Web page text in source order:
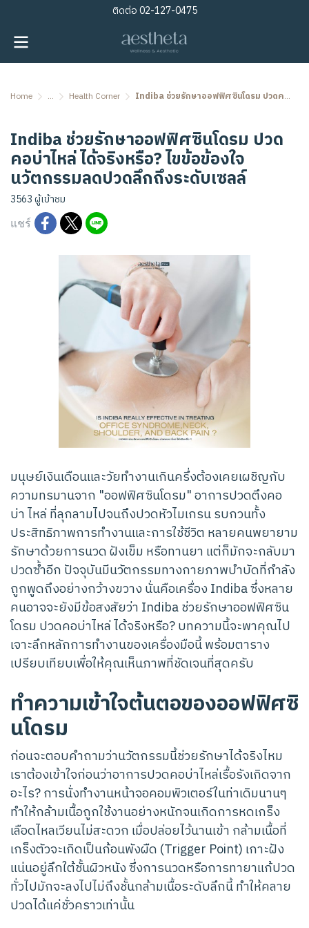
ติดต่อ02-127-0475
Home ... Health Corner Indiba ช่วยรักษาออฟฟิศซินโดรม ปวดคอบ่าไหล่ ได้จริงหรือ? ไขข้อข้องใจนวัตกรรมลดปวดลึกถึงระดับเซลล์
Indiba ช่วยรักษาออฟฟิศซินโดรม ปวด
คอบ่าไหล่ ได้จริงหรือ? ไขข้อข้องใจ
นวัตกรรมลดปวดลึกถึงระดับเซลล์
3563 ผู้เข้าชม
แชร์
มนุษย์เงินเดือนและวัยทำงานเกินครึ่งต้องเคยเผชิญกับ
ความทรมานจาก "ออฟฟิศซินโดรม" อาการปวดตึงคอ
บ่า ไหล่ ที่ลุกลามไปจนถึงปวดหัวไมเกรน รบกวนทั้ง
ประสิทธิภาพการทำงานและการใช้ชีวิต หลายคนพยายาม
รักษาด้วยการนวด ฝังเข็ม หรือทานยา แต่ก็มักจะกลับมา
ปวดซ้ำอีก ปัจจุบันมีนวัตกรรมทางกายภาพบำบัดที่กำลัง
ถูกพูดถึงอย่างกว้างขวาง นั่นคือเครื่อง Indiba ซึ่งหลาย
คนอาจจะยังมีข้อสงสัยว่า Indiba ช่วยรักษาออฟฟิศซิน
โดรม ปวดคอบ่าไหล่ ได้จริงหรือ? บทความนี้จะพาคุณไป
เจาะลึกหลักการทำงานของเครื่องมือนี้ พร้อมตาราง
เปรียบเทียบเพื่อให้คุณเห็นภาพที่ชัดเจนที่สุดครับ
ทำความเข้าใจต้นตอของออฟฟิศซิ
นโดรม
ก่อนจะตอบคำถามว่านวัตกรรมนี้ช่วยรักษาได้จริงไหม
เราต้องเข้าใจก่อนว่าอาการปวดคอบ่าไหล่เรื้อรังเกิดจาก
อะไร? การนั่งทำงานหน้าจอคอมพิวเตอร์ในท่าเดิมนานๆ
ทำให้กล้ามเนื้อถูกใช้งานอย่างหนักจนเกิดการหดเกร็ง
เลือดไหลเวียนไม่สะดวก เมื่อปล่อยไว้นานเข้า กล้ามเนื้อที่
เกร็งตัวจะเกิดเป็นก้อนพังผืด (Trigger Point) เกาะฝัง
แน่นอยู่ลึกใต้ชั้นผิวหนัง ซึ่งการนวดหรือการทายาแก้ปวด
ทั่วไปมักจะลงไปไม่ถึงชั้นกล้ามเนื้อระดับลึกนี้ ทำให้คลาย
ปวดได้แค่ชั่วคราวเท่านั้น